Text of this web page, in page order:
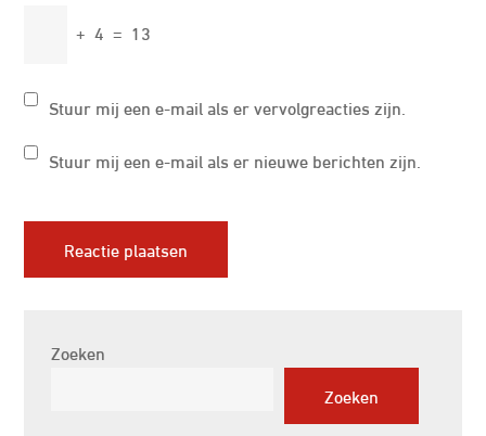
+ 4 = 13
Stuur mij een e-mail als er vervolgreacties zijn.
Stuur mij een e-mail als er nieuwe berichten zijn.
Zoeken
Zoeken